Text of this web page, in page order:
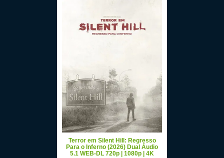
Terror em Silent Hill: Regresso
Para o Inferno (2026) Dual Áudio
5.1 WEB-DL 720p | 1080p | 4K